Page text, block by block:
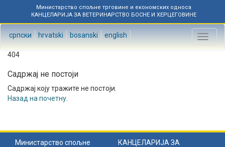
Министарство спољне трговине и економских односа
КАНЦЕЛАРИЈА ЗА ВЕТЕРИНАРСТВО БОСНЕ И ХЕРЦЕГОВИНЕ
српски hrvatski bosanski english
Toggle
404
Садржај не постоји
Садржај коју тражите не постоји.
Назад на почетну
Министарство спољне
КАНЦЕЛАРИЈА ЗА